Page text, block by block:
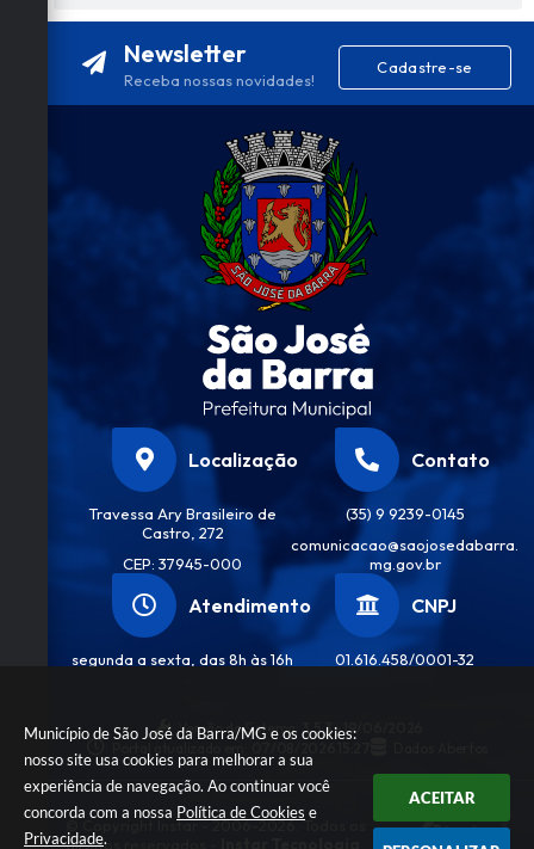
Município de São José da Barra/MG e os cookies:
nosso site usa cookies para melhorar a sua
experiência de navegação. Ao continuar você
concorda com a nossa Política de Cookies e
Privacidade.
ACEITAR
Newsletter
Receba nossas novidades!
Cadastre-se
Localização
Travessa Ary Brasileiro de
Castro, 272
CEP: 37945-000
Contato
(35) 9 9239-0145
comunicacao@saojosedabarra.
mg.gov.br
Atendimento
segunda a sexta, das 8h às 16h
CNPJ
01.616.458/0001-32
Versão do Sistema: 3.5.3 - 19/06/2026
© Copyright Instar - 2006-2026. Todos os
direitos reservados -